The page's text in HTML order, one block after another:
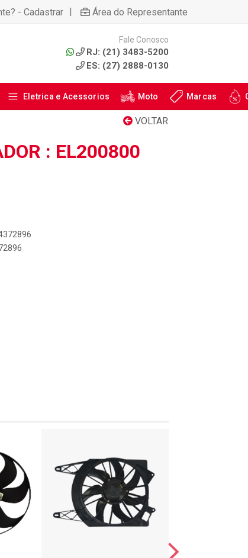
- Cadastrar | Área do Representante
Fale Conosco
RJ: (21) 3483-5200
ES: (27) 2888-0130
Eletrica e Acessorios Moto Marcas
VOLTAR
: EL200800